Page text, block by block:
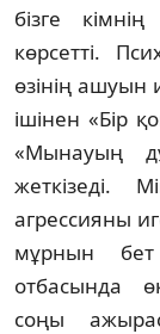
бізге
көрсетті.
өзінің ашуын
ішінен «Бір
«Мынауың
агрессияны
мұрнын
отбасында
соңы